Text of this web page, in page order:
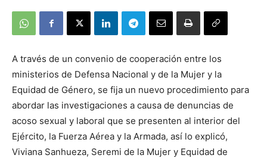
A través de un convenio de cooperación entre los
ministerios de Defensa Nacional y de la Mujer y la
Equidad de Género, se fija un nuevo procedimiento para
abordar las investigaciones a causa de denuncias de
acoso sexual y laboral que se presenten al interior del
Ejército, la Fuerza Aérea y la Armada, así lo explicó,
Viviana Sanhueza, Seremi de la Mujer y Equidad de